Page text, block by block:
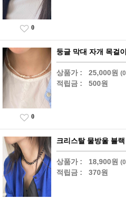
0
둥글 막대 자개 목걸이
상품가 : 25,000원
적립금 : 500원
0
크리스탈 물방울 블
상품가 : 18,900원
적립금 : 370원